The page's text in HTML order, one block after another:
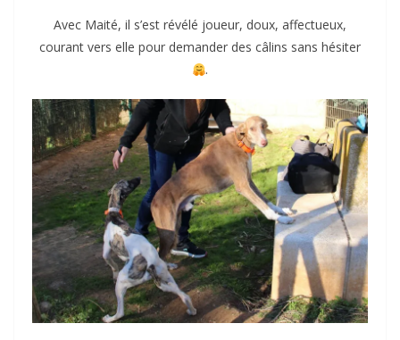
Avec Maité, il s’est révélé joueur, doux, affectueux,
courant vers elle pour demander des câlins sans hésiter
.